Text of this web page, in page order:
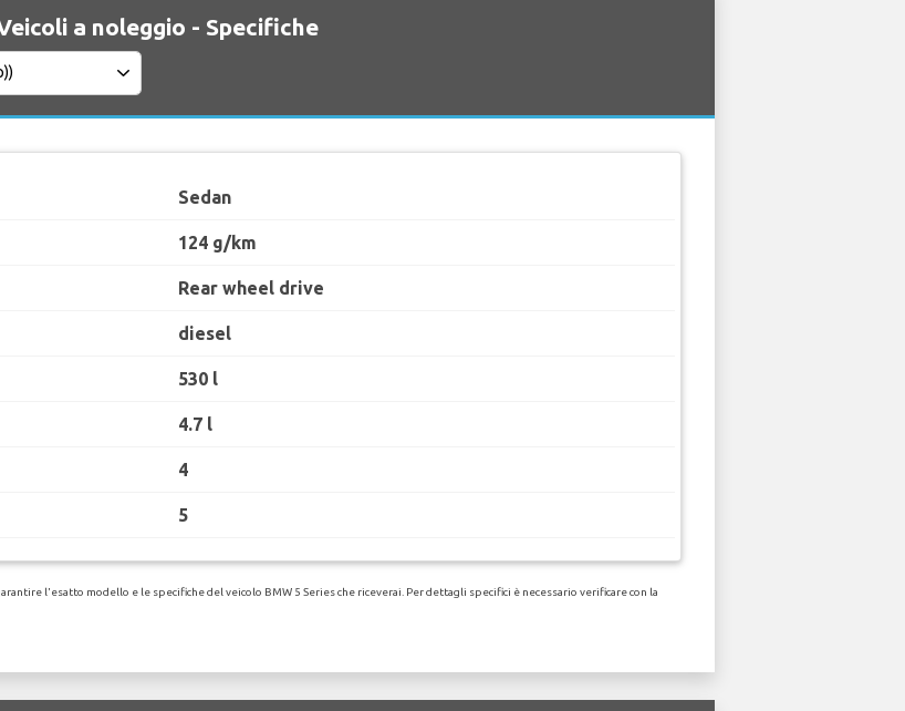
a noleggio - Specifiche
Sedan
124 g/km
Rear wheel drive
diesel
530 l
4.7 l
4
5
l'esatto modello e le specifiche del veicolo BMW 5 Series che riceverai. Per dettagli specifici è necessario verificare con la